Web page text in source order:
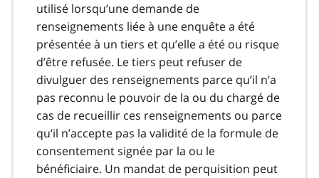
utilisé lorsqu’une demande de
renseignements liée à une enquête a été
présentée à un tiers et qu’elle a été ou risque
d’être refusée. Le tiers peut refuser de
divulguer des renseignements parce qu’il n’a
pas reconnu le pouvoir de la ou du chargé de
cas de recueillir ces renseignements ou parce
qu’il n’accepte pas la validité de la formule de
consentement signée par la ou le
bénéficiaire. Un mandat de perquisition peut